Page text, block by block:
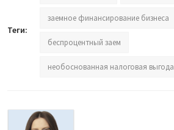
Теги:
заемное финансирование бизнеса
беспроцентный заем
необоснованная налоговая выгода